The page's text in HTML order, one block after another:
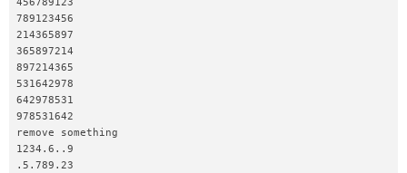
    board[2] = []byte{'.','.','.','.','.','.','.','.','.'}
    board[3] = []byte{'.','.','.','.','.','.','.','.','.'}
    board[4] = []byte{'.','.','.','.','.','.','.','.','.'}
    board[5] = []byte{'.','.','.','.','.','.','.','.','.'}
    board[6] = []byte{'.','.','.','.','.','.','.','.','.'}
    board[7] = []byte{'.','.','.','.','.','.','.','.','.'}
    board[8] = []byte{'.','.','.','.','.','.','.','.','.'}
    solveSudoku(board)
    fmt.Printf("generate sukudo\n")
    boardPrt()
456789123
789123456
214365897
365897214
897214365
531642978
642978531
978531642
remove something
1234.6..9
.5.789.23